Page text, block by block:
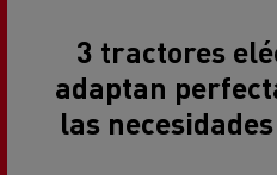
3 tractores
adaptan
las